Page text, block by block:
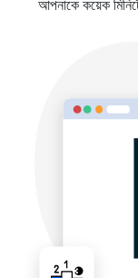
আপনাকে কয়েক